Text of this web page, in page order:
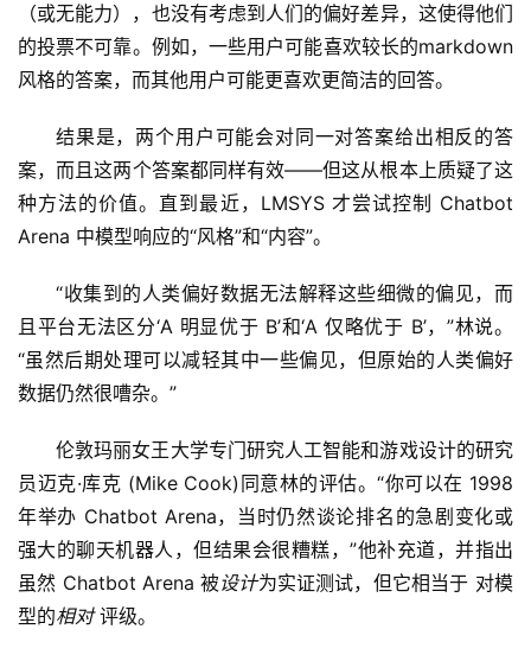
（或无能力），也没有考虑到人们的偏好差异，这使得他们
的投票不可靠。例如，一些用户可能喜欢较长的markdown
风格的答案，而其他用户可能更喜欢更简洁的回答。
结果是，两个用户可能会对同一对答案给出相反的答
案，而且这两个答案都同样有效——但这从根本上质疑了这
种方法的价值。直到最近，LMSYS 才尝试控制 Chatbot
Arena 中模型响应的“风格”和“内容”。
“收集到的人类偏好数据无法解释这些细微的偏见，而
且平台无法区分‘A 明显优于 B’和‘A 仅略优于 B’，”林说。
“虽然后期处理可以减轻其中一些偏见，但原始的人类偏好
数据仍然很嘈杂。”
伦敦玛丽女王大学专门研究人工智能和游戏设计的研究
员迈克·库克 (Mike Cook)同意林的评估。“你可以在 1998
年举办 Chatbot Arena，当时仍然谈论排名的急剧变化或
强大的聊天机器人，但结果会很糟糕，”他补充道，并指出
虽然 Chatbot Arena 被设计为实证测试，但它相当于 对模
型的相对 评级。